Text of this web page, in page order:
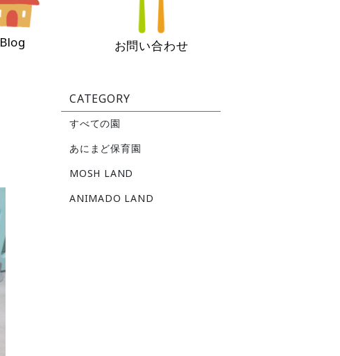
Blog お問い合わせ
CATEGORY
すべての園
あにまど保育園
MOSH LAND
ANIMADO LAND